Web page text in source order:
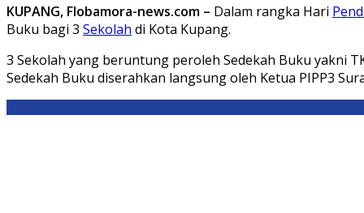
KUPANG, Flobamora-news.com – Dalam rangka Hari
Buku bagi 3 Sekolah di Kota Kupang.
3 Sekolah yang beruntung peroleh Sedekah Buku yakni
Sedekah Buku diserahkan langsung oleh Ketua PIPP3